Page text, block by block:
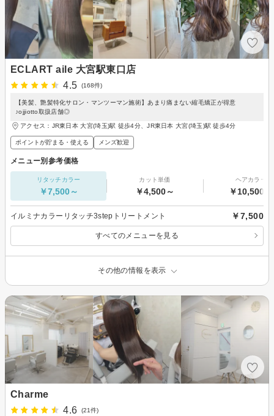
ECLART aile 大宮駅東口店
4.5
(168件)
【美髪、艶髪特化サロン・マンツーマン施術】あまり痛まない縮毛矯正が得意
♪ojjiotto取扱店舗◎
アクセス：JR東日本 大宮(埼玉)駅 徒歩4分、JR東日本 大宮(埼玉)駅 徒歩4分
ポイントが貯まる・使える メンズ歓迎
メニュー別参考価格
リタッチカラー
￥7,500～
カット単価
￥4,500～
ヘアカラー
￥10,500～
イルミナカラーリタッチ3stepトリートメント ￥7,500
すべてのメニューを見る
その他の情報を表示
Charme
4.6
(21件)